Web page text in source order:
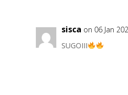
sisca on 06 Jan
SUGOIII